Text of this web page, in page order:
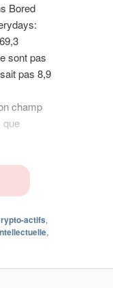
Bored
sont pas
pas 8,9
champ
que
actifs,
,